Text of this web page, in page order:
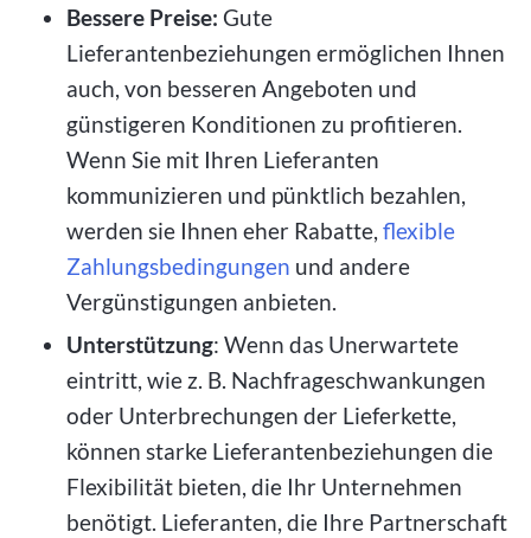
Bessere Preise: Gute
Lieferantenbeziehungen ermöglichen Ihnen
auch, von besseren Angeboten und
günstigeren Konditionen zu profitieren.
Wenn Sie mit Ihren Lieferanten
kommunizieren und pünktlich bezahlen,
werden sie Ihnen eher Rabatte, flexible
Zahlungsbedingungen und andere
Vergünstigungen anbieten.
Unterstützung: Wenn das Unerwartete
eintritt, wie z. B. Nachfrageschwankungen
oder Unterbrechungen der Lieferkette,
können starke Lieferantenbeziehungen die
Flexibilität bieten, die Ihr Unternehmen
benötigt. Lieferanten, die Ihre Partnerschaft